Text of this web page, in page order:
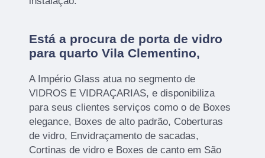
Está a procura de porta de vidro
para quarto Vila Clementino,
A Império Glass atua no segmento de
VIDROS E VIDRAÇARIAS, e disponibiliza
para seus clientes serviços como o de Boxes
elegance, Boxes de alto padrão, Coberturas
de vidro, Envidraçamento de sacadas,
Cortinas de vidro e Boxes de canto em São